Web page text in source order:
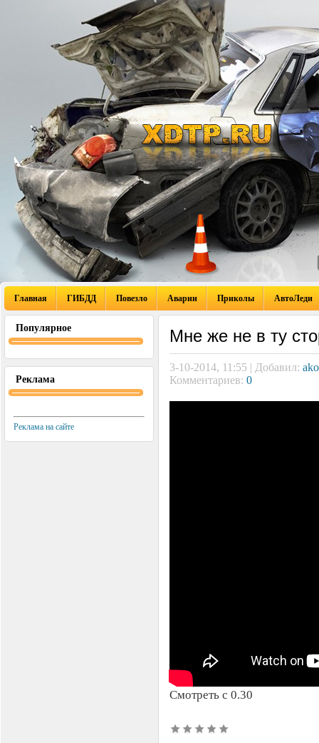
Главная ГИБДД Повезло Аварии Приколы АвтоЛеди
Популярное
Реклама
Реклама на сайте
Мне же не в ту
3-10-2014, 11:55 | Добавил:
Комментариев: 0
Смотреть с 0.30